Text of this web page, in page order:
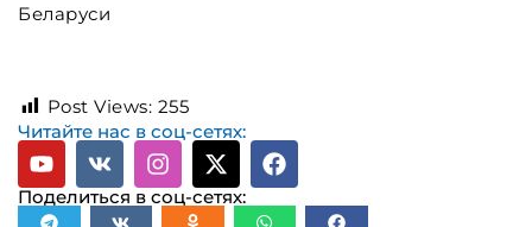
Беларуси
Post Views: 255
Читайте нас в соц-сетях:
Поделиться в соц-сетях: